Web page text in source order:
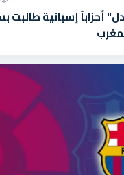
أحزاباً إسبانية طالبت